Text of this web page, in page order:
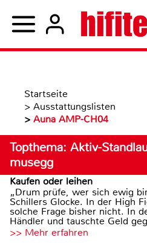
Startseite
> Ausstattungslisten
> Auna AMP-CH04
Topthema: Aktiv-
musegg
Kaufen oder leihen
„Drum prüfe, wer sich ewig
Schillers Glocke. In der High
solche Frage bisher nicht. In
Händler und tauschte Geld
>> Mehr erfahren